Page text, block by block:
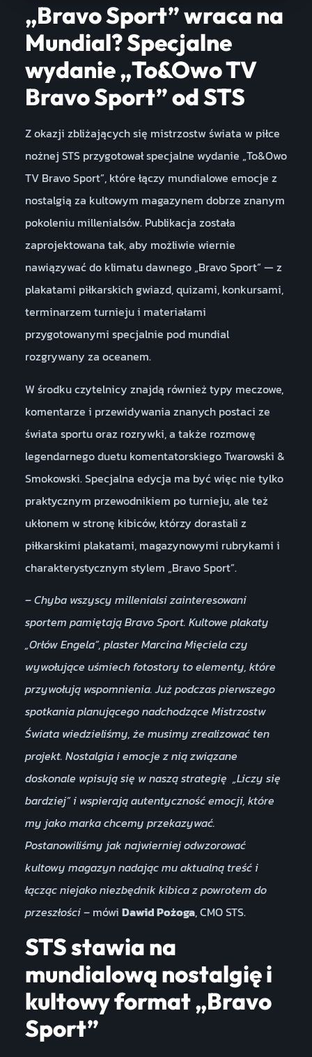
„Bravo Sport” wraca na
Mundial? Specjalne
wydanie „To&Owo TV
Bravo Sport” od STS
Z okazji zbliżających się mistrzostw świata w piłce
nożnej STS przygotował specjalne wydanie „To&Owo
TV Bravo Sport”, które łączy mundialowe emocje z
nostalgią za kultowym magazynem dobrze znanym
pokoleniu millenialsów. Publikacja została
zaprojektowana tak, aby możliwie wiernie
nawiązywać do klimatu dawnego „Bravo Sport” — z
plakatami piłkarskich gwiazd, quizami, konkursami,
terminarzem turnieju i materiałami
przygotowanymi specjalnie pod mundial
rozgrywany za oceanem.
W środku czytelnicy znajdą również typy meczowe,
komentarze i przewidywania znanych postaci ze
świata sportu oraz rozrywki, a także rozmowę
legendarnego duetu komentatorskiego Twarowski &
Smokowski. Specjalna edycja ma być więc nie tylko
praktycznym przewodnikiem po turnieju, ale też
ukłonem w stronę kibiców, którzy dorastali z
piłkarskimi plakatami, magazynowymi rubrykami i
charakterystycznym stylem „Bravo Sport”.
– Chyba wszyscy millenialsi zainteresowani
sportem pamiętają Bravo Sport. Kultowe plakaty
„Orłów Engela”, plaster Marcina Mięciela czy
wywołujące uśmiech fotostory to elementy, które
przywołują wspomnienia. Już podczas pierwszego
spotkania planującego nadchodzące Mistrzostw
Świata wiedzieliśmy, że musimy zrealizować ten
projekt. Nostalgia i emocje z nią związane
doskonale wpisują się w naszą strategię „Liczy się
bardziej” i wspierają autentyczność emocji, które
my jako marka chcemy przekazywać.
Postanowiliśmy jak najwierniej odwzorować
kultowy magazyn nadając mu aktualną treść i
łącząc niejako niezbędnik kibica z powrotem do
przeszłości– mówi Dawid Pożoga, CMO STS.
STS stawia na
mundialową nostalgię i
kultowy format „Bravo
Sport”